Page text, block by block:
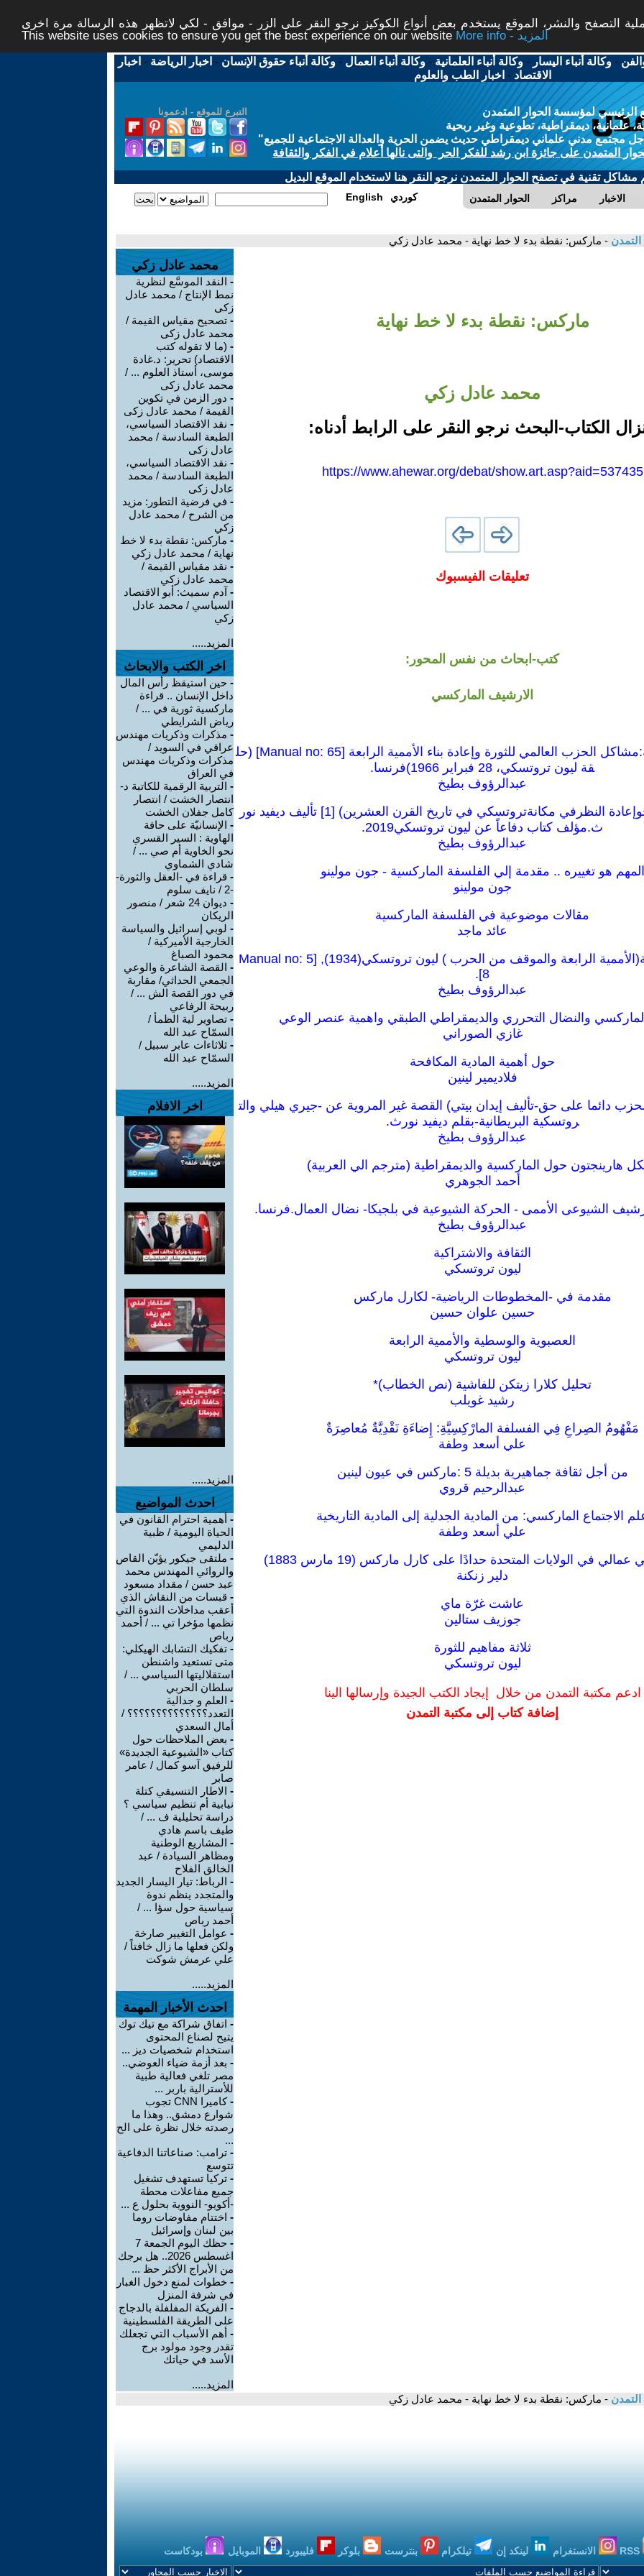
التصفح والنشر، الموقع يستخدم بعض أنواع الكوكيز نرجو النقر على الزر - موافق - لكي لاتظهر هذه الرسالة مرة اخرى -
This website uses cookies to ensure you get the best experience on our website
More info - المزيد
-وكالة أنباء اليسار -وكالة أنباء العلمانية -وكالة أنباء العمال -وكالة أنباء حقوق الإنسان - اخبار الرياضة - اخبار
الاقتصاد - اخبار الطب والعلوم
التبرع للموقع - ادعمونا
الرئيسي لمؤسسة الحوار المتمدن
علمانية، ديمقراطية، تطوعية وغير ربحية
مجتمع مدني علماني ديمقراطي حديث يضمن الحرية والعدالة الاجتماعية للجميع"
المتمدن على جائزة ابن رشد للفكر الحر والتى نالها أعلام في الفكر والثقافة
مشاكل تقنية في تصفح الحوار المتمدن نرجو النقر هنا لاستخدام الموقع البديل
الحوار المتمدن مراكز الاخبار English كوردي
التمدن - ماركس: نقطة بدء لا خط نهاية - محمد عادل زكي
ماركس: نقطة بدء لا خط نهاية
محمد عادل زكي
الكتاب-البحث نرجو النقر على الرابط أدناه:
https://www.ahewar.org/debat/show.art.asp?aid=537435
تعليقات الفيسبوك
كتب-ابحاث من نفس المحور:
الارشيف الماركسي
كراسات شيوعية:مشاكل الحزب العالمي للثورة وإعادة بناء الأممية الرابعة [Manual no: 65] (حل
قة ليون تروتسكي، 28 فبراير 1966)فرنسا.
عبدالرؤوف بطيخ
نص محاضرة(نحوإعادة النظرفي مكانةتروتسكي في تاريخ القرن العشرين) [1] تأليف ديفيد نور
ث.مؤلف كتاب دفاعاً عن ليون تروتسكي2019.
عبدالرؤوف بطيخ
المهم هو تغييره .. مقدمة إلي الفلسفة الماركسية - جون مولينو
جون مولينو
مقالات موضوعية في الفلسفة الماركسية
عائد ماجد
كراسات شيوعية(الأممية الرابعة والموقف من الحرب ) ليون تروتسكي(1934), [Manual no: 5
8].
عبدالرؤوف بطيخ
والنضال التحرري والديمقراطي الطبقي واهمية عنصر الوعي
غازي الصوراني
حول أهمية المادية المكافحة
فلاديمير لينين
دائما على حق-تأليف إيدان بيتي) القصة غير المروية عن -جيري هيلي والت
روتسكية البريطانية-بقلم ديفيد نورث.
عبدالرؤوف بطيخ
هارينجتون حول الماركسية والديمقراطية (مترجم الي العربية)
أحمد الجوهري
الشيوعى الأممى - الحركة الشيوعية في بلجيكا- نضال العمال.فرنسا.
عبدالرؤوف بطيخ
الثقافة والاشتراكية
ليون تروتسكي
مقدمة في -المخطوطات الرياضية- لكارل ماركس
حسين علوان حسين
العصبوية والوسطية والأممية الرابعة
ليون تروتسكي
تحليل كلارا زيتكن للفاشية (نص الخطاب)*
رشيد غويلب
مَفْهُومُ الصِراعِ فِي الفسلفة المارْكِسِيَّةِ: إِضاءَةِ نَقْدِيَّةٌ مُعاصِرَةٌ
علي أسعد وطفة
من أجل ثقافة جماهيرية بديلة 5 :ماركس في عيون لينين
عبدالرحيم قروي
الاجتماع الماركسي: من المادية الجدلية إلى المادية التاريخية
علي أسعد وطفة
عمالي في الولايات المتحدة حدادًا على كارل ماركس (19 مارس 1883)
دلير زنكنة
عاشت غرّة ماي
جوزيف ستالين
ثلاثة مفاهيم للثورة
ليون تروتسكي
ادعم مكتبة التمدن من خلال إيجاد الكتب الجيدة وإرسالها الينا
إضافة كتاب إلى مكتبة التمدن
محمد عادل زكي
- النقد الموسَّع لنظرية
نمط الإنتاج / محمد عادل
زكى
- تصحيح مقياس القيمة /
محمد عادل زكى
- (ما لا تقوله كتب
الاقتصاد) تحرير: د.غادة
موسى، أستاذ العلوم ... /
محمد عادل زكى
- دور الزمن في تكوين
القيمة / محمد عادل زكى
- نقد الاقتصاد السياسي،
الطبعة السادسة / محمد
عادل زكى
- نقد الاقتصاد السياسي،
الطبعة السادسة / محمد
عادل زكى
- في فرضية التطور: مزيد
من الشرح / محمد عادل
زكي
- ماركس: نقطة بدء لا خط
نهاية / محمد عادل زكي
- نقد مقياس القيمة /
محمد عادل زكي
- آدم سميث: أبو الاقتصاد
السياسي / محمد عادل
زكي
المزيد.....
اخر الكتب والابحاث
- حين استيقظ رأس المال
داخل الإنسان .. قراءة
ماركسية ثورية في ... /
رياض الشرايطي
- مذكرات وذكريات مهندس
عراقي في السويد /
مذكرات وذكريات مهندس
في العراق
- التربية الرقمية للكاتبة د-
انتصار الخشت / انتصار
كامل جفلان الخشت
- الإنسانيّة على حافة
الهاوية : السير القسري
نحو الخاوية أم صي ... /
شادي الشماوي
- قراءة في -العقل والثورة-
-2 / نايف سلوم
-
ديوان 24 شعر / منصور
الريكان
- لوبي إسرائيل والسياسة
الخارجية الأميركية /
محمود الصباغ
- القصة الشاعرة والوعي
الجمعي الحداثي/ مقاربة
في دور القصة الش ... /
ربيحة الرفاعي
- تصاوير لية الظمأ /
السمّاح عبد الله
- ثلاثاءات عابر سبيل /
السمّاح عبد الله
المزيد.....
اخر الافلام
المزيد.....
احدث المواضيع
- أهمية احترام القانون في
الحياة اليومية / ظبية
الدليمي
- ملتقى جيكور يؤبّن القاص
والروائي المهندس محمد
عبد حسن / مقداد مسعود
- قبسات من النقاش الذي
أعقب مداخلات الندوة التي
نظمها مؤخرا تي ... / أحمد
رباص
- تفكيك التشابك الهيكلي:
متى تستعيد واشنطن
استقلاليتها السياسي ... /
سلطان الحربي
- العلم و جدالية
التعدد؟؟؟؟؟؟؟؟؟؟؟؟؟؟ /
أمال السعدي
- بعض الملاحظات حول
كتاب «الشيوعية الجديدة»
للرفيق آسو كمال / عامر
صابر
- الاطار التنسيقي كتلة
نيابية أم تنظيم سياسي ؟
دراسة تحليلية ف ... /
طيف باسم هادي
- المشاريع الوطنية
ومظاهر السيادة / عبد
الخالق الفلاح
- الرباط: تيار اليسار الجديد
والمتجدد ينظم ندوة
سياسية حول سؤا ... /
أحمد رباص
- عوامل التغيير صارخة
ولكن فعلها ما زال خافتاً /
علي عرمش شوكت
المزيد.....
احدث الأخبار المهمة
- اتفاق شراكة مع تيك توك
يتيح لصناع المحتوى
استخدام شخصيات ديز ...
- بعد أزمة ضياء العوضي..
مصر تلغي فعالية طبية
للأسترالية باربر ...
-
كاميرا CNN تجوب
شوارع دمشق.. وهذا ما
رصدته خلال نظرة على الح
...
- ترامب: صناعاتنا الدفاعية
تتوسع
- تركيا تستهدف تشغيل
جميع مفاعلات محطة
-أكويو- النووية بحلول ع ...
- اختتام مفاوضات روما
بين لبنان وإسرائيل
-
حظك اليوم الجمعة 7
اغسطس 2026.. هل برجك
من الأبراج الأكثر حظ ...
- خطوات لمنع دخول الغبار
في شرفة المنزل
- الفريكة المفلفلة بالدجاج
على الطريقة الفلسطينية
- أهم الأسباب التي تجعلك
تقدر وجود مولود برج
الأسد في حياتك
المزيد.....
التمدن - ماركس: نقطة بدء لا خط نهاية - محمد عادل زكي
الانستغرام لينكد إن تيلكرام بنترست بلوكر فليبورد الموبايل بودكاست